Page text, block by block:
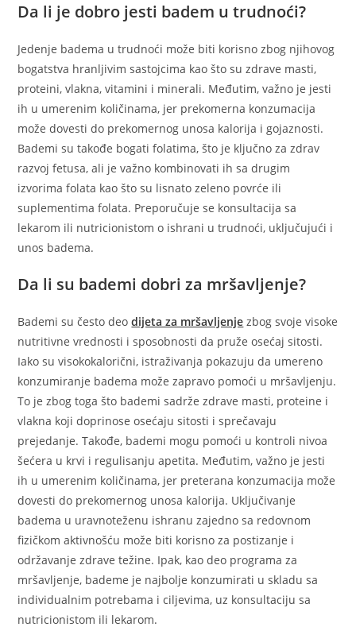
Da li je dobro jesti badem u trudnoći?
Jedenje badema u trudnoći može biti korisno zbog njihovog
bogatstva hranljivim sastojcima kao što su zdrave masti,
proteini, vlakna, vitamini i minerali. Međutim, važno je jesti
ih u umerenim količinama, jer prekomerna konzumacija
može dovesti do prekomernog unosa kalorija i gojaznosti.
Bademi su takođe bogati folatima, što je ključno za zdrav
razvoj fetusa, ali je važno kombinovati ih sa drugim
izvorima folata kao što su lisnato zeleno povrće ili
suplementima folata. Preporučuje se konsultacija sa
lekarom ili nutricionistom o ishrani u trudnoći, uključujući i
unos badema.
Da li su bademi dobri za mršavljenje?
Bademi su često deodijeta za mršavljenje zbog svoje visoke
nutritivne vrednosti i sposobnosti da pruže osećaj sitosti.
Iako su visokokalorični, istraživanja pokazuju da umereno
konzumiranje badema može zapravo pomoći u mršavljenju.
To je zbog toga što bademi sadrže zdrave masti, proteine i
vlakna koji doprinose osećaju sitosti i sprečavaju
prejedanje. Takođe, bademi mogu pomoći u kontroli nivoa
šećera u krvi i regulisanju apetita. Međutim, važno je jesti
ih u umerenim količinama, jer preterana konzumacija može
dovesti do prekomernog unosa kalorija. Uključivanje
badema u uravnoteženu ishranu zajedno sa redovnom
fizičkom aktivnošću može biti korisno za postizanje i
održavanje zdrave težine. Ipak, kao deo programa za
mršavljenje, bademe je najbolje konzumirati u skladu sa
individualnim potrebama i ciljevima, uz konsultaciju sa
nutricionistom ili lekarom.